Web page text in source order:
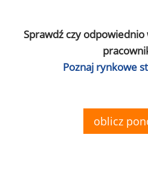
Sprawdź czy
Poznaj rynkowe
oblicz